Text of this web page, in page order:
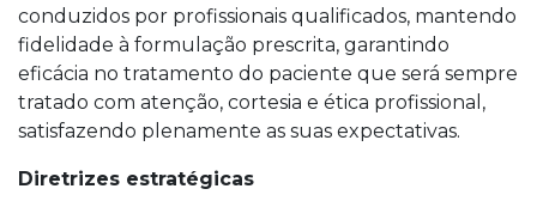
conduzidos por profissionais qualificados, mantendo
fidelidade à formulação prescrita, garantindo
eficácia no tratamento do paciente que será sempre
tratado com atenção, cortesia e ética profissional,
satisfazendo plenamente as suas expectativas.
Diretrizes estratégicas